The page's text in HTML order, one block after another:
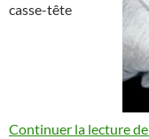
casse-tête
Continuer la lecture de